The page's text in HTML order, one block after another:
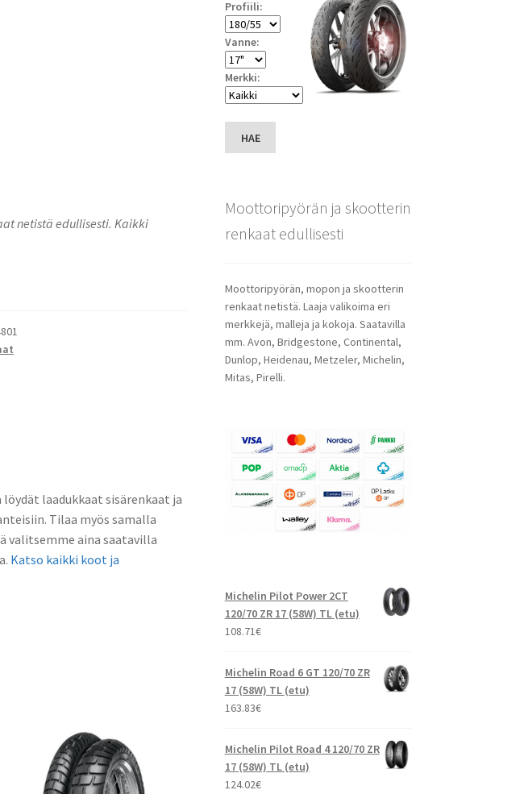
netistä edullisesti. Kaikki
laadukkaat sisärenkaat ja
Tilaa myös samalla
valitsemme aina saatavilla
Katso kaikki koot ja
Profiili:
Vanne:
Merkki:
HAE
Moottoripyörän ja skootterin
renkaat edullisesti
Moottoripyörän, mopon ja skootterin
renkaat netistä. Laaja valikoima eri
merkkejä, malleja ja kokoja. Saatavilla
mm. Avon, Bridgestone, Continental,
Dunlop, Heidenau, Metzeler, Michelin,
Mitas, Pirelli.
Michelin Pilot Power 2CT
120/70 ZR 17 (58W) TL (etu)
108.71€
Michelin Road 6 GT 120/70 ZR
17 (58W) TL (etu)
163.83€
Michelin Pilot Road 4 120/70 ZR
17 (58W) TL (etu)
124.02€